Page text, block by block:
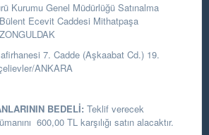
Kurumu Genel Müdürlüğü Satınalma
Bülent Ecevit Caddesi Mithatpaşa
7. Cadde (Aşkaabat Cd.) 19.
ANKARA
BEDELİ: Teklif verecek
600,00 TL karşılığı satın alacaktır.